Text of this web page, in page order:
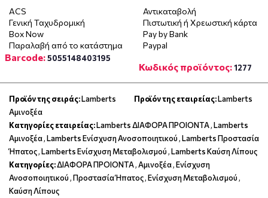
ACS
Γενική Ταχυδρομική
Box Now
Παραλαβή από το κατάστημα
Αντικαταβολή
Πιστωτική ή Χρεωστική κάρτα
Pay by Bank
Paypal
Barcode:5055148403195
Κωδικός προϊόντος:1277
Προϊόν της σειράς:Lamberts
Αμινοξέα
Προϊόν της εταιρείας:Lamberts
Κατηγορίες εταιρείας:Lamberts ΔΙΑΦΟΡΑ ΠΡΟΙΟΝΤΑ,Lamberts
Αμινοξέα,Lamberts Ενίσχυση Ανοσοποιητικού,Lamberts Προστασία
Ήπατος,Lamberts Ενίσχυση Μεταβολισμού,Lamberts Καύση Λίπους
Κατηγορίες:ΔΙΑΦΟΡΑ ΠΡΟΙΟΝΤΑ,Αμινοξέα,Ενίσχυση
Ανοσοποιητικού,Προστασία Ήπατος,Ενίσχυση Μεταβολισμού,
Καύση Λίπους